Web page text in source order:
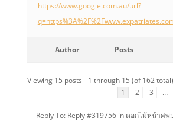
https://www.google.com.au/url?
Author Posts
Viewing 15 posts - 1 through 15 (of 162 total)
1
2 3 …
Reply To: Reply #319756 in ดอกไม้หน้าศพ:.